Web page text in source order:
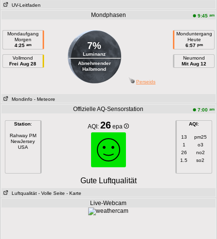
UV-Leitfaden
Mondphasen 9:45 am
Mondaufgang
Morgen
4:25 am
Vollmond
Frei Aug 28
7%
Luminanz
Abnehmender
Halbmond
Monduntergang
Heute
6:57 pm
Neumond
Mit Aug 12
Perseids
Mondinfo - Meteore
Offizielle AQ-Sensorstation 7:00 am
Station:
Rahway PM
NewJersey
USA
AQI:26 epa AQI:
13
pm25
1
o3
26
no2
1.5
so2
Gute Luftqualität
Luftqualität - Volle Seite - Karte
Live-Webcam